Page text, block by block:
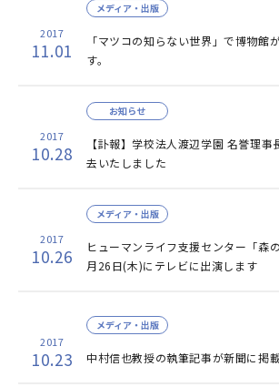
2017
11.01
「マツコの知らない世界」で博物館
す。
メディア・出版
2017
10.28
【訃報】学校法人渡辺学園 名誉理事
去いたしました
お知らせ
2017
10.26
ヒューマンライフ支援センター「森
月26日(木)にテレビに出演します
メディア・出版
2017
10.23 中村信也教授の執筆記事が新聞に掲
メディア・出版